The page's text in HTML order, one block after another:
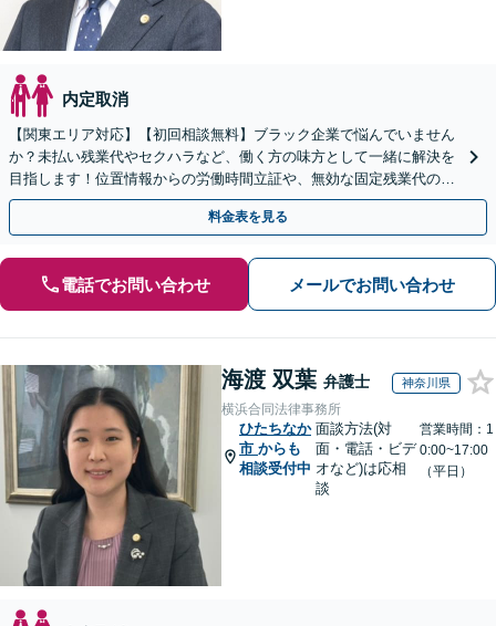
内定取消
【関東エリア対応】【初回相談無料】ブラック企業で悩んでいません
か？未払い残業代やセクハラなど、働く方の味方として一緒に解決を
目指します！位置情報からの労働時間立証や、無効な固定残業代の調
査もお任せください。【夜間や休日相談可】
料金表を見る
電話でお問い合わせ メールでお問い合わせ
海渡 双葉 弁護士 神奈川県
横浜合同法律事務所
ひたちなか
市 からも
相談受付中
面談方法(対
面・電話・ビデ
オなど)は応相
談
営業時間：1
0:00~17:00
（平日）